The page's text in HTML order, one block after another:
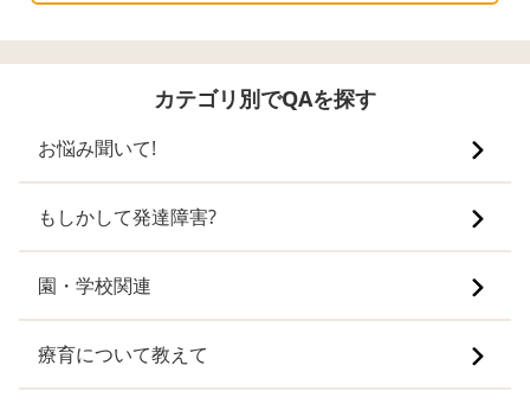
カテゴリ別でQAを探す
お悩み聞いて!
もしかして発達障害?
園・学校関連
療育について教えて